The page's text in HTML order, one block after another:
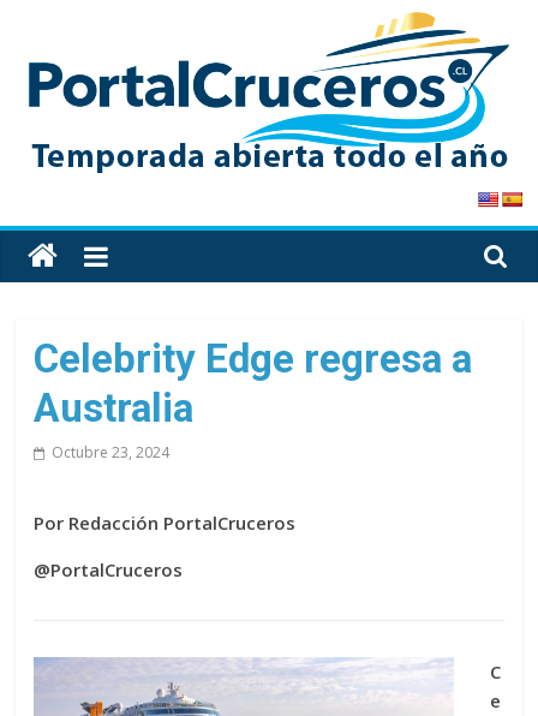
content
PortalCruceros
Toda
la
de
cruceros
un
solo
Celebrity Edge regresa a
Australia
Octubre 23, 2024
Por Redacción PortalCruceros
@PortalCruceros
C
e